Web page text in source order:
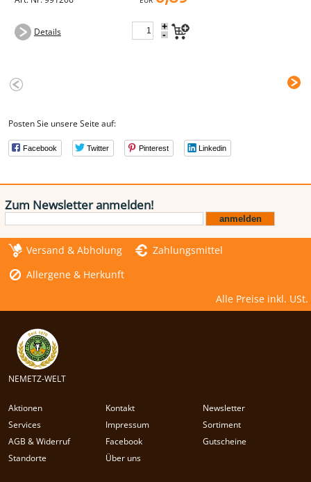
Details +
-
Posten Sie unsere Seite auf:
Facebook Twitter Pinterest Linkedin
Zum Newsletter anmelden!
Versand & Abholung
Zahlungsmittel
Allergene & Herkunft
Alle Preise inkl. USt.
NEMETZ-WELT
Aktionen Kontakt
Newsletter
Services
Impressum
Sortiment
AGB & Widerruf
Facebook
Gutscheine
Standorte
Über uns